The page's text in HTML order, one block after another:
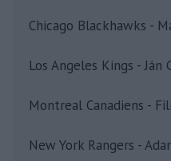
Chicago Blackhawks -
Los Angeles Kings - Ján
Montreal Canadiens -
New York Rangers -